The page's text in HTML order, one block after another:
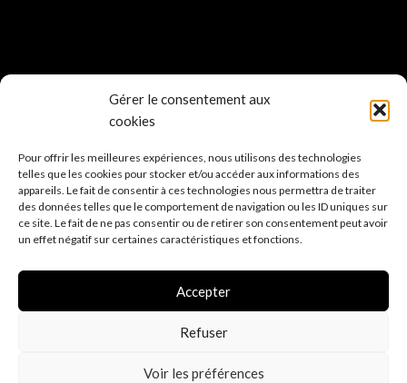
Gérer le consentement aux
cookies
Pour offrir les meilleures expériences, nous utilisons des technologies
telles que les cookies pour stocker et/ou accéder aux informations des
appareils. Le fait de consentir à ces technologies nous permettra de traiter
des données telles que le comportement de navigation ou les ID uniques sur
ce site. Le fait de ne pas consentir ou de retirer son consentement peut avoir
un effet négatif sur certaines caractéristiques et fonctions.
Accepter
Refuser
Voir les préférences
2022 MAELA CREATIONS